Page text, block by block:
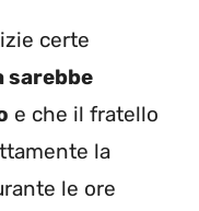
certe
sarebbe
e che il fratello
la
le ore